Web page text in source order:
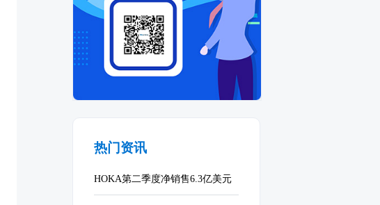
热门资讯
HOKA第二季度净销售6.3亿美元